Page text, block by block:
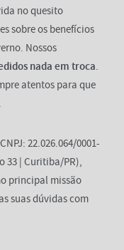
no quesito
sobre os benefícios
Nossos
nada em troca.
atentos para que
22.026.064/0001-
33 | Curitiba/PR),
principal missão
suas dúvidas com